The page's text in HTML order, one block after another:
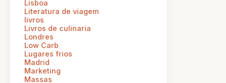
Lisboa
Literatura de viagem
livros
Livros de culinaria
Londres
Low Carb
Lugares frios
Madrid
Marketing
Massas